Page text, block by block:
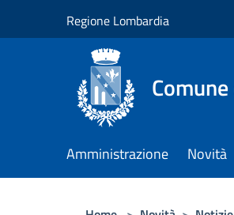
Regione Lombardia
Amministrazione Novità